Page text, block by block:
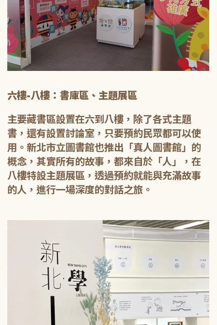
六樓-八樓：書庫區、主題展區
主要藏書區設置在六到八樓，除了各式主題
書，還有設置討論室，只要預約民眾都可以使
用。新北市立圖書館也推出「真人圖書館」的
概念，其實所有的故事，都來自於「人」，在
八樓特設主題展區，透過預約就能與充滿故事
的人，進行一場深度的對話之旅。